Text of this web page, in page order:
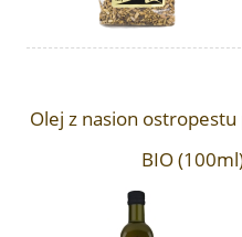
Olej z nasion
BIO